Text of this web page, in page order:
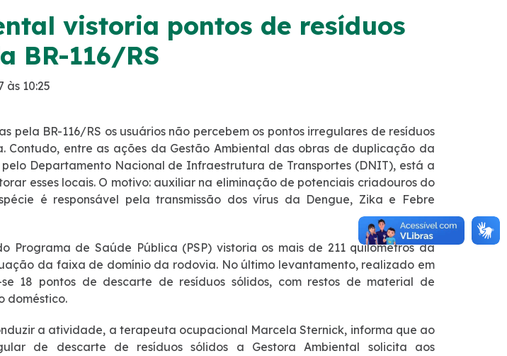
vistoria pontos de resíduos
BR-116/RS
às 10:25
pela BR-116/RS os usuários não percebem os pontos irregulares de resíduos
Contudo, entre as ações da Gestão Ambiental das obras de duplicação da
Departamento Nacional de Infraestrutura de Transportes (DNIT), está a
esses locais. O motivo: auxiliar na eliminação de potenciais criadouros do
é responsável pela transmissão dos vírus da Dengue, Zika e Febre
Programa de Saúde Pública (PSP) vistoria os mais de 211 quilômetros da
da faixa de domínio da rodovia. No último levantamento, realizado em
18 pontos de descarte de resíduos sólidos, com restos de material de
doméstico.
a atividade, a terapeuta ocupacional Marcela Sternick, informa que ao
de descarte de resíduos sólidos a Gestora Ambiental solicita aos